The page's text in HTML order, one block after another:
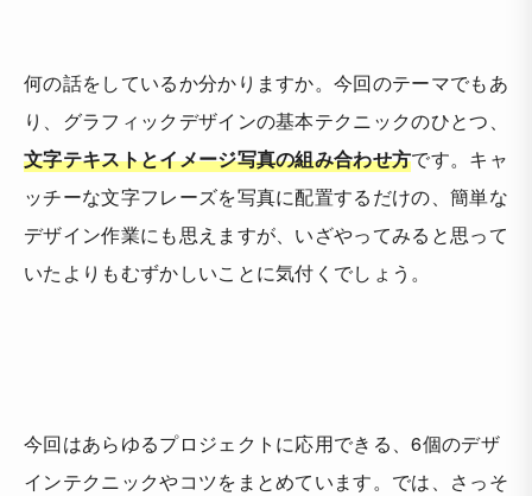
何の話をしているか分かりますか。今回のテーマでもあ
り、グラフィックデザインの基本テクニックのひとつ、
文字テキストとイメージ写真の組み合わせ方です。キャ
ッチーな文字フレーズを写真に配置するだけの、簡単な
デザイン作業にも思えますが、いざやってみると思って
いたよりもむずかしいことに気付くでしょう。
今回はあらゆるプロジェクトに応用できる、6個のデザ
インテクニックやコツをまとめています。では、さっそ